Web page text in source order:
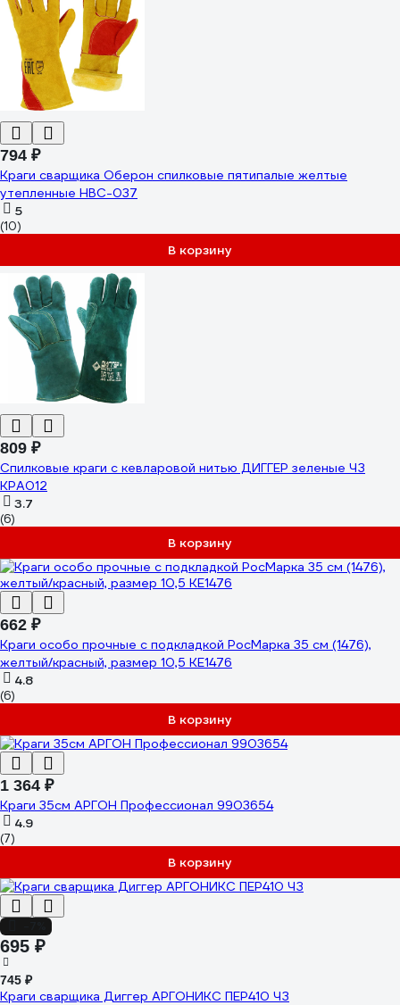
794 ₽
Краги сварщика Оберон спилковые пятипалые желтые
утепленные HBC-037
5
(10)
В корзину
809 ₽
Спилковые краги с кевларовой нитью ДИГГЕР зеленые ЧЗ
КРА012
3.7
(6)
В корзину
662 ₽
Краги особо прочные с подкладкой РосМарка 35 см (1476),
желтый/красный, размер 10,5 КЕ1476
4.8
(6)
В корзину
1 364 ₽
Краги 35см АРГОН Профессионал 9903654
4.9
(7)
В корзину
695 ₽
745 ₽
Краги сварщика Диггер АРГОНИКС ПЕР410 ЧЗ